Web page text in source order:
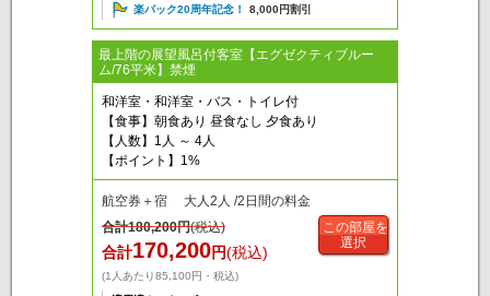
楽パック20周年記念！ 8,000円割引
最上階の展望風呂付客室【エグゼクティブルー
ム/76平米】禁煙
和洋室・和洋室・バス・トイレ付
【食事】朝食あり 昼食なし 夕食あり
【人数】1人 ～ 4人
【ポイント】1%
航空券＋宿 大人2人 /2日間の料金
合計180,200円(税込)
合計170,200円(税込)
(1人あたり85,100円・税込)
この部屋を
選択